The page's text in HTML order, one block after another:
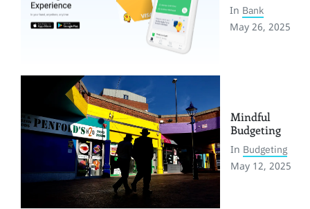
In Bank
May 26, 2025
Mindful
Budgeting
In Budgeting
May 12, 2025